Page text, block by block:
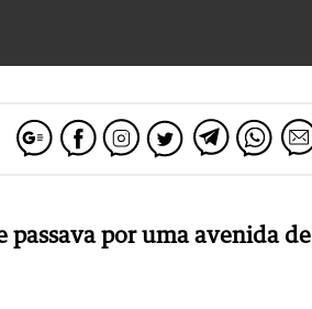
por uma avenida de